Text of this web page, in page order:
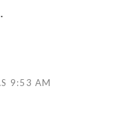
9:53 AM